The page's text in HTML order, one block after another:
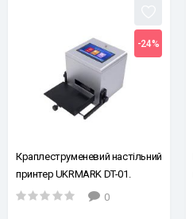
-24%
Краплеструменевий настільний
принтер UKRMARK DT-01.
12.7мм, екран 5" (без
0